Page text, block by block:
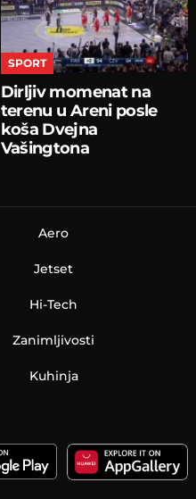
SPORT
Dirljiv momenat na
terenu u Areni posle
koša Dvejna
Vašingtona
Aero
Jetset
Hi-Tech
Zanimljivosti
Kuhinja